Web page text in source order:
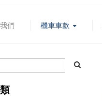
們 機車車款